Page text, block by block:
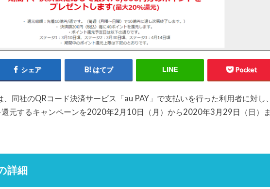
シェア はてブ LINE Pocket
同社のQRコード決済サービス「au PAY」で支払いを行った利用者に対し、
元するキャンペーンを2020年2月10日（月）から2020年3月29日（日）ま
詳細